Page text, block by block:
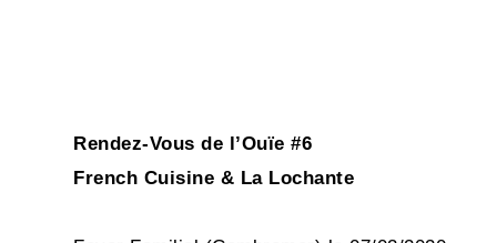
Rendez-Vous de l’Ouïe #6
French Cuisine & La Lochante